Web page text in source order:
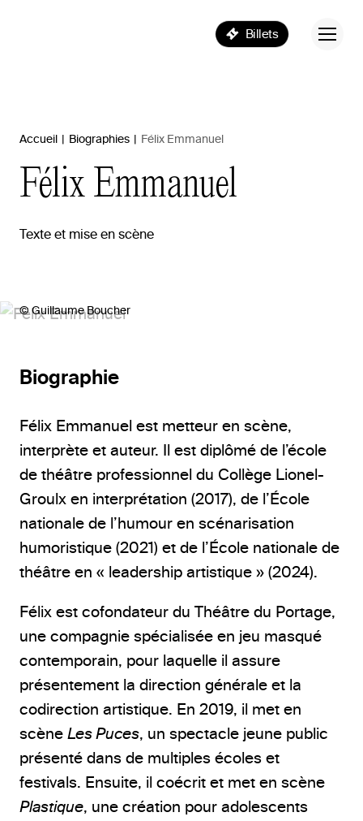
Billets
Accueil | Biographies | Félix Emmanuel
Félix Emmanuel
Texte et mise en scène
© Guillaume Boucher
Biographie
Félix Emmanuel est metteur en scène,
interprète et auteur. Il est diplômé de l’école
de théâtre professionnel du Collège Lionel-
Groulx en interprétation (2017), de l’École
nationale de l’humour en scénarisation
humoristique (2021) et de l’École nationale de
théâtre en « leadership artistique » (2024).
Félix est cofondateur du Théâtre du Portage,
une compagnie spécialisée en jeu masqué
contemporain, pour laquelle il assure
présentement la direction générale et la
codirection artistique. En 2019, il met en
scène Les Puces, un spectacle jeune public
présenté dans de multiples écoles et
festivals. Ensuite, il coécrit et met en scène
Plastique, une création pour adolescents